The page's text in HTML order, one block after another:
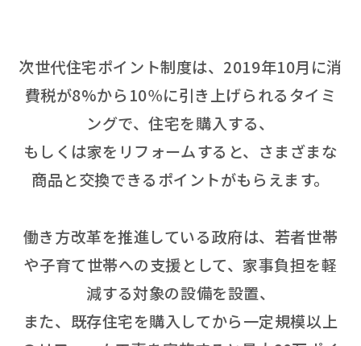
次世代住宅ポイント制度は、2019年10月に消
費税が8%から10％に引き上げられるタイミ
ングで、住宅を購入する、
もしくは家をリフォームすると、さまざまな
商品と交換できるポイントがもらえます。
働き方改革を推進している政府は、若者世帯
や子育て世帯への支援として、家事負担を軽
減する対象の設備を設置、
また、既存住宅を購入してから一定規模以上